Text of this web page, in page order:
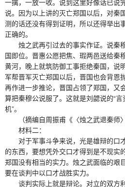
说。因为以上讲的灭亡郑国以后，对秦
测的话还没有得到证明，所以还得举出
正确的。
烛之武再引过去的事实作证。说秦
国即位。晋惠公愿把焦、瑕两邑送给秦
黄河，晚上就筑防御工事拒绝秦国，说
军帮晋军灭亡郑国以后，晋国也会背恩
再作进一步推论，晋国占领了郑国，又
算把秦穆公说服了。这就是刘勰说的“言
机”。
（摘编自周振甫《〈烛之武退秦师〉
材料二：
对于军事斗争来说，光是雄辩的口
的东西，要想凭外交口才得到是不现实
郑国没有相当的实力。烛之武面临的艰
要在谈判中以口才战胜实力。
谈判实际上就是辩论。对立的双方